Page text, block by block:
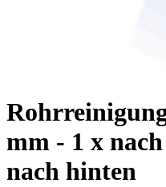
mm - 1 x
nach hinten